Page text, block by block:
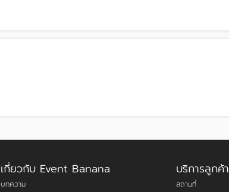
เกี่ยวกับ Event Banana
บทความ
บริการลูกค้า
สถานที่